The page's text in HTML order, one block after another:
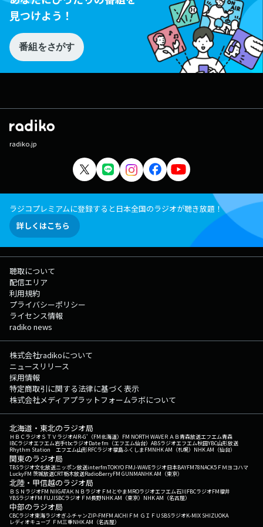
見つけよう！
番組をさがす
radiko.jp
ラジコプレミアムに登録すると日本全国のラジオが聴き放題！
詳しくはこちら
聴取について
配信エリア
利用規約
プライバシーポリシー
ライセンス情報
radiko news
株式会社radikoについて
ニュースリリース
採用情報
特定商取引に関する法律に基づく表示
株式会社メディアプラットフォームラボについて
北海道・東北のラジオ局
ＨＢＣラジオＳＴＶラジオAIR-G'（FM北海道） FM NORTH WAVEＲＡＢ青森放送エフエム青森
IBCラジオエフエム岩手tbcラジオDate fm（エフエム仙台） ABSラジオエフエム秋田YBC山形放送
Rhythm Station エフエム山形RFCラジオ福島ふくしまFMNHK AM（札幌） NHK AM（仙台）
関東のラジオ局
TBSラジオ文化放送ニッポン放送interfmTOKYO FMJ-WAVEラジオ日本BAYFM78NACK5 ＦＭヨコハマ
LuckyFM 茨城放送CRT栃木放送RadioBerryFM GUNMANHK AM（東京）
北陸・甲信越のラジオ局
ＢＳＮラジオFM NIIGATAＫＮＢラジオ ＦＭとやまMROラジオエフエム石川FBCラジオFM福井
YBSラジオFM FUJISBCラジオ ＦＭ長野NHK AM（東京） NHK AM（名古屋）
中部のラジオ局
CBCラジオ東海ラジオぎふチャンZIP-FMFM AICHI ＦＭ ＧＩＦＵ SBSラジオK-MIX SHIZUOKA
レディオキューブ ＦＭ三重NHK AM（名古屋）